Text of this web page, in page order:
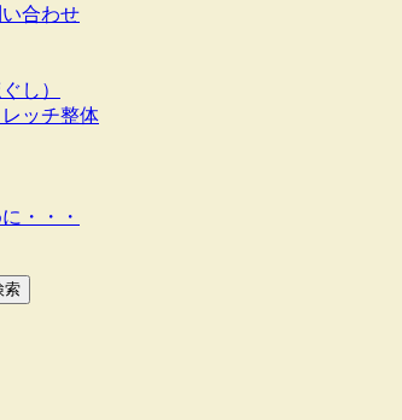
合わせ
し）
ッチ整体
・・・